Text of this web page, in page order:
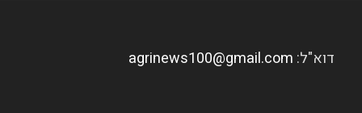
דוא"ל: agrinews100@gmail.com